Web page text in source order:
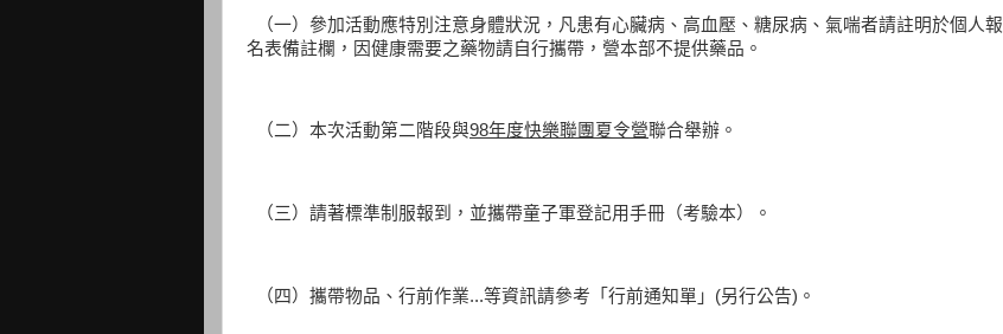
（一）參加活動應特別注意身體狀況，凡患有心臟病、高血壓、糖尿病、氣喘者請註明於個人報
名表備註欄，因健康需要之藥物請自行攜帶，營本部不提供藥品。
（二）本次活動第二階段與98年度快樂聯團夏令營聯合舉辦。
（三）請著標準制服報到，並攜帶童子軍登記用手冊（考驗本）。
（四）攜帶物品、行前作業...等資訊請參考「行前通知單」(另行公告)。